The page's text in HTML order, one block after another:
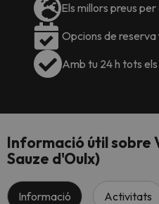
Els millors preus
Opcions de
Amb tu 24 h tots
Informació útil sobre
Sauze d'Oulx)
Informació Activitats